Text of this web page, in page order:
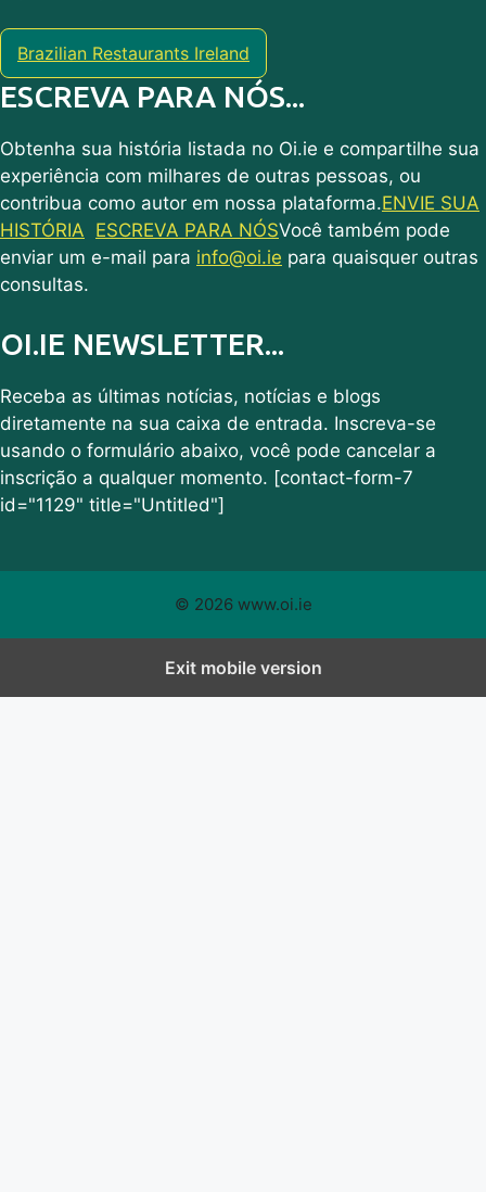
Brazilian Restaurants Ireland
ESCREVA PARA NÓS...
Obtenha sua história listada no Oi.ie e compartilhe sua
experiência com milhares de outras pessoas, ou
contribua como autor em nossa plataforma.ENVIE SUA
HISTÓRIA ESCREVA PARA NÓSVocê também pode
enviar um e-mail para info@oi.ie para quaisquer outras
consultas.
OI.IE NEWSLETTER...
Receba as últimas notícias, notícias e blogs
diretamente na sua caixa de entrada. Inscreva-se
usando o formulário abaixo, você pode cancelar a
inscrição a qualquer momento. [contact-form-7
id="1129" title="Untitled"]
© 2026 www.oi.ie
Exit mobile version